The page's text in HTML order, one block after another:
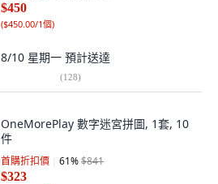
$450
($450.00/1個)
8/10 星期一 預計送達
(128)
OneMorePlay 數字迷宮拼圖, 1套, 10
件
首購折扣價 61%$841
$323